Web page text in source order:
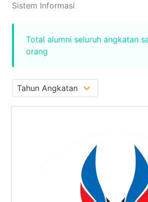
Sistem Informasi
Total alumni seluruh angkatan
orang